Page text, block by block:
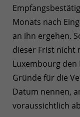
Monats nach
an ihn ergehen.
dieser Frist nicht
Luxembourg
Gründe für die
Datum nennen,
voraussichtlich